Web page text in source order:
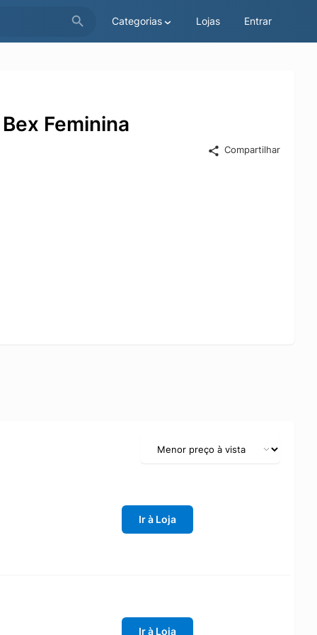
Categorias Lojas Entrar
Feminina
Compartilhar
Ir à Loja
Ir à Loja